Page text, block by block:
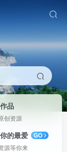
品
创资源
的最爱
GO
源等你来